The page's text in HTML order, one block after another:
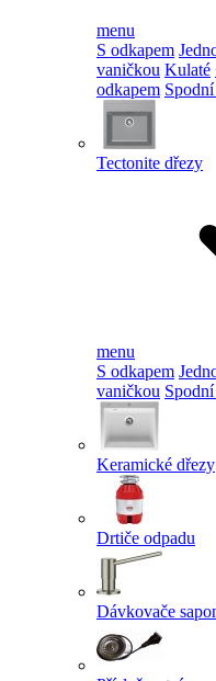
menu
S odkapem
vaničkou Kulaté
odkapem
Tectonite dřezy
menu
S odkapem
vaničkou
Keramické dřezy
Drtiče odpadu
Dávkovače